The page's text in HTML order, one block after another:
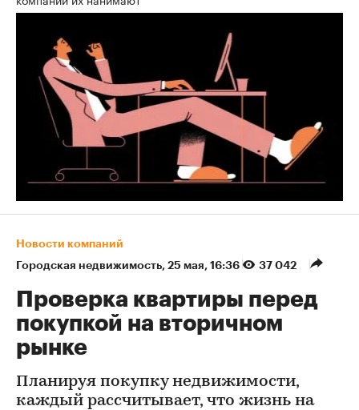
Новости компаний
Городская недвижимость⁠, 25 мая, 16:36 37 042
Проверка квартиры перед
покупкой на вторичном
рынке
Планируя покупку недвижимости,
каждый рассчитывает, что жизнь на